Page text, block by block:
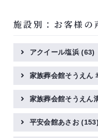
施設別：お客様の
アクイール塩浜(63)
家族葬会館そうえん
家族葬会館そうえん
平安会館あさお(153)